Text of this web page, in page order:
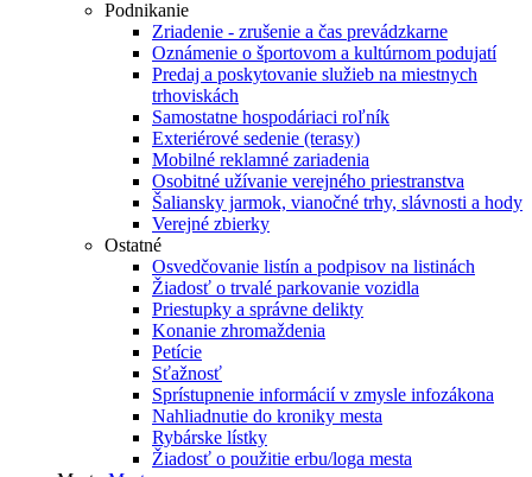
Podnikanie
Zriadenie - zrušenie a čas prevádzkarne
Oznámenie o športovom a kultúrnom podujatí
Predaj a poskytovanie služieb na miestnych
trhoviskách
Samostatne hospodáriaci roľník
Exteriérové sedenie (terasy)
Mobilné reklamné zariadenia
Osobitné užívanie verejného priestranstva
Šaliansky jarmok, vianočné trhy, slávnosti a hody
Verejné zbierky
Ostatné
Osvedčovanie listín a podpisov na listinách
Žiadosť o trvalé parkovanie vozidla
Priestupky a správne delikty
Konanie zhromaždenia
Petície
Sťažnosť
Sprístupnenie informácií v zmysle infozákona
Nahliadnutie do kroniky mesta
Rybárske lístky
Žiadosť o použitie erbu/loga mesta